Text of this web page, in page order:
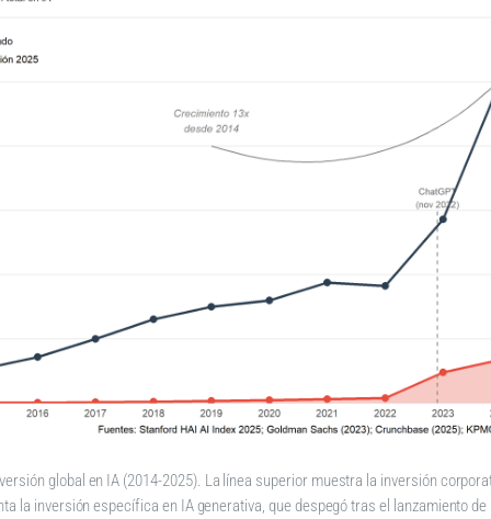
global en IA (2014-2025). La línea superior muestra la inversión
la inversión específica en IA generativa, que despegó tras el lanzamiento de